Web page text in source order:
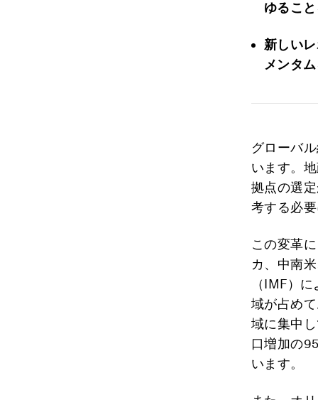
ゆるこ
新しい
メンタ
グローバ
います。
拠点の選
考する必
この変革
カ、中南
（IMF）
域が占め
域に集中
口増加の
います。